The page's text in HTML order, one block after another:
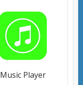
Music Player